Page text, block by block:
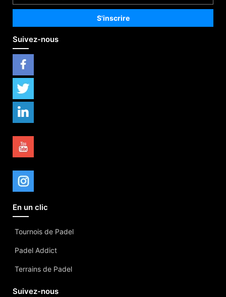
Suivez-nous
En un clic
Tournois de Padel
Padel Addict
Terrains de Padel
Suivez-nous